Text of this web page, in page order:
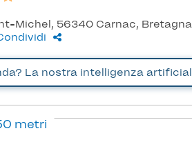
Michel, 56340 Carnac,
metri